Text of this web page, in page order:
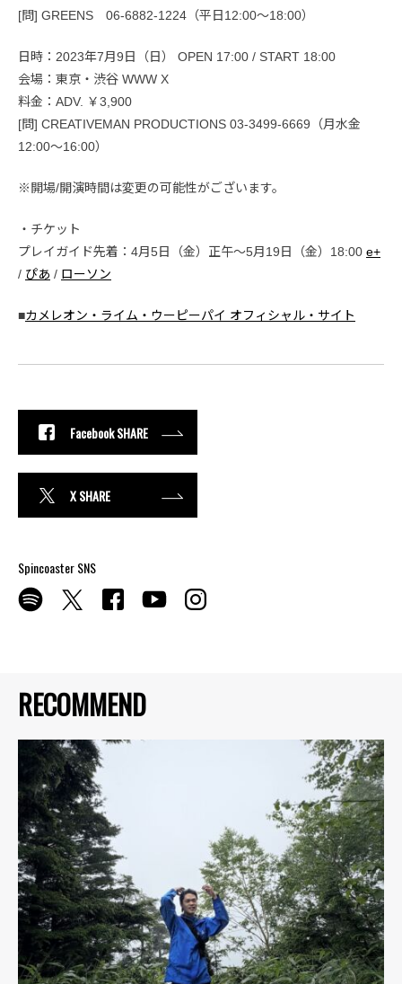
RECOMMEND
[問] GREENS 06-6882-1224（平日12:00〜18:00）
日時：2023年7月9日（日） OPEN 17:00 / START 18:00
会場：東京・渋谷 WWW X
料金：ADV. ￥3,900
[問] CREATIVEMAN PRODUCTIONS 03-3499-6669（月水金
12:00～16:00）
※開場/開演時間は変更の可能性がございます。
・チケット
プレイガイド先着：4月5日（金）正午～5月19日（金）18:00 e+
/ ぴあ / ローソン
■カメレオン・ライム・ウーピーパイ オフィシャル・サイト
Facebook SHARE
X SHARE
Spincoaster SNS